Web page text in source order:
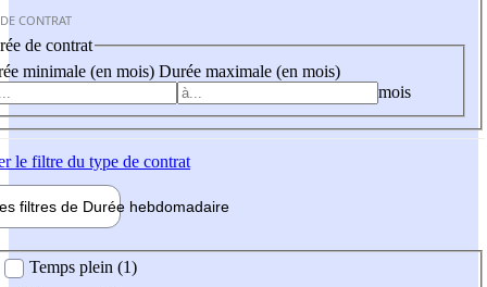
CONTRAT
de contrat
minimale (en mois) Durée maximale (en mois)
mois
le filtre du type de contrat
filtres de Durée hebdomadaire
Temps plein (1)